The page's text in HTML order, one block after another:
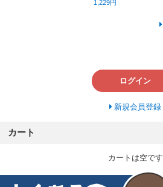
1,229円
ログイン
新規会員登録
カート
カートは空です